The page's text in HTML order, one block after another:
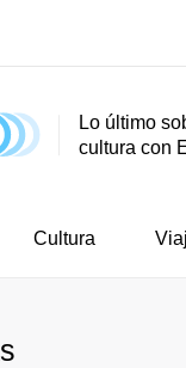
Lo último
cultura con
Cultura